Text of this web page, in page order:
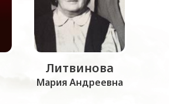
Литвинова
Мария Андреевна